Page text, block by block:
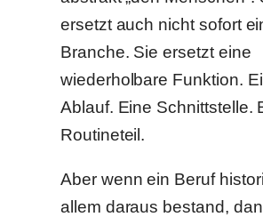
ersetzt auch nicht sofort
Branche. Sie ersetzt eine
wiederholbare Funktion.
Ablauf. Eine Schnittstelle.
Routineteil.
Aber wenn ein Beruf
allem daraus bestand,